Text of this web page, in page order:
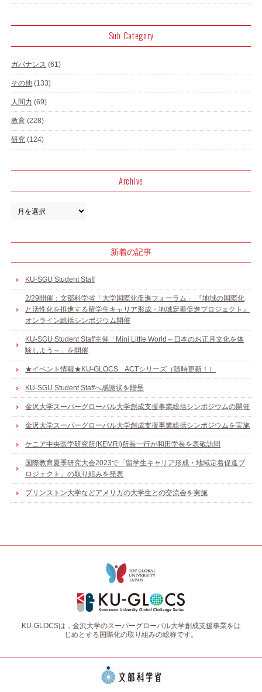
Sub Category
ガバナンス (61)
その他 (133)
人間力 (69)
教育 (228)
研究 (124)
Archive
新着の記事
KU-SGU Student Staff
2/29開催：文部科学省「大学国際化促進フォーラム」 『地域の国際化
と活性化を推進する留学生キャリア形成・地域定着促進プロジェクト』
オンライン総括シンポジウム開催
KU-SGU Student Staff主催「Mini Little World～日本のお正月文化を体
験しよう～」を開催
★イベント情報★KU-GLOCS ACTシリーズ（随時更新！）
KU-SGU Student Staffへ感謝状を贈呈
金沢大学スーパーグローバル大学創成支援事業総括シンポジウムの開催
金沢大学スーパーグローバル大学創成支援事業総括シンポジウムを実施
ケニア中央医学研究所(KEMRI)所長一行が和田学長を表敬訪問
国際教育夏季研究大会2023で「留学生キャリア形成・地域定着促進プ
ロジェクト」の取り組みを発表
プリンストン大学などアメリカの大学生との交流会を実施
KU-GLOCSは，金沢大学のスーパーグローバル大学創成支援事業をは
じめとする国際化の取り組みの総称です。